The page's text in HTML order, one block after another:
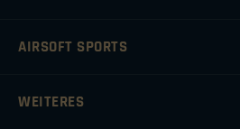
AIRSOFT SPORTS
WEITERES